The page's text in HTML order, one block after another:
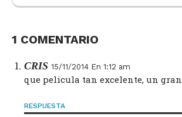
1 COMENTARIO
CRIS 15/11/2014 En 1:12 am
que pelicula tan excelente, un gran
RESPUESTA